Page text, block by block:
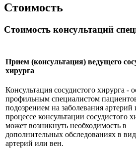
Стоимость
Стоимость консультаций
Прием (консультация) ведущего
хирурга
Консультация сосудистого хирурга -
профильным специалистом
подозрением на заболевания артерий
процессе консультации сосудистого
может возникнуть необходимость в
дополнительных обследованиях в
артерий или вен.